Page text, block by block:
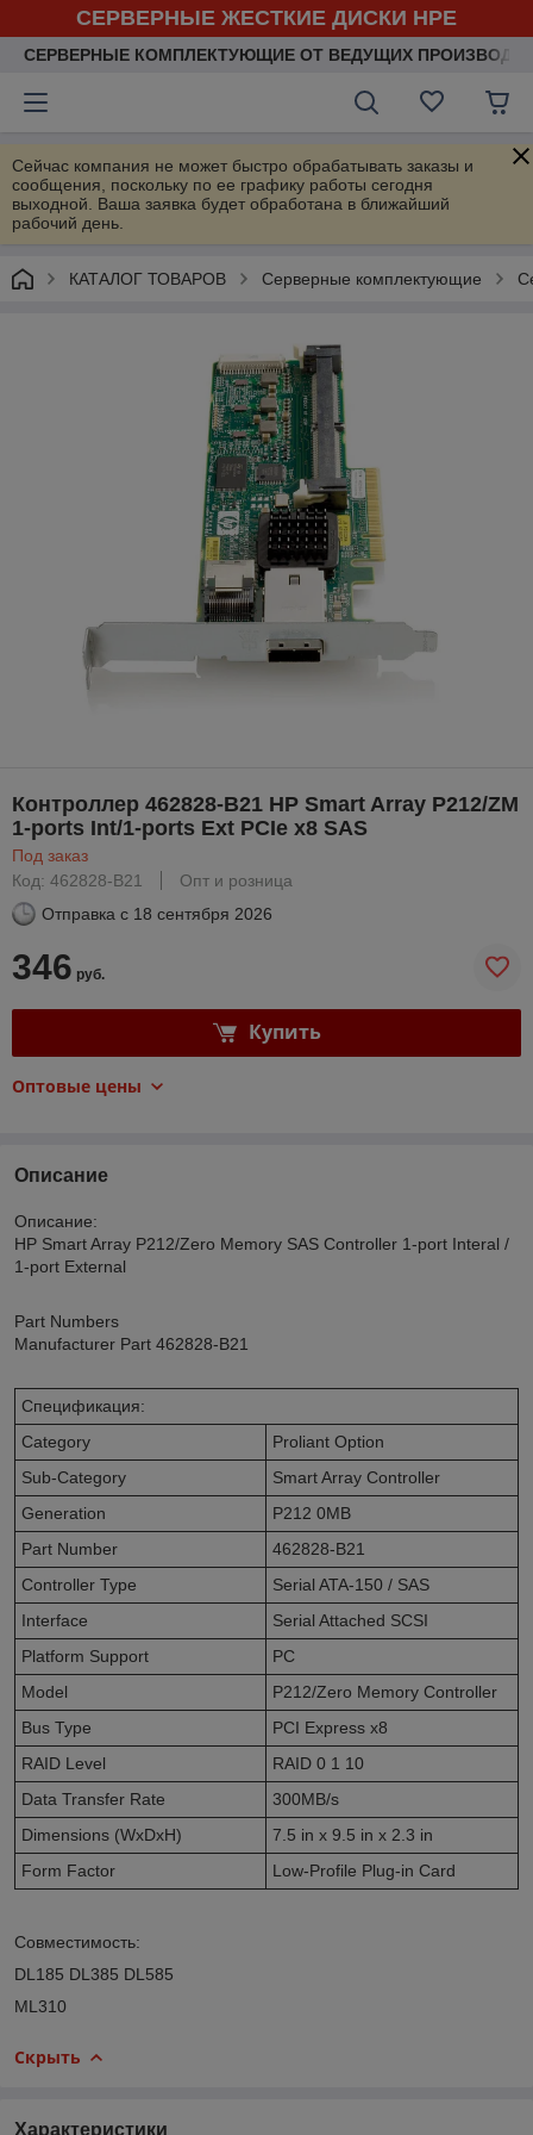
СЕРВЕРНЫЕ ЖЕСТКИЕ ДИСКИ HPE
СЕРВЕРНЫЕ КОМПЛЕКТУЮЩИЕ ОТ ВЕДУЩИХ
Сейчас компания не может быстро обрабатывать заказы и
сообщения, поскольку по ее графику работы сегодня
выходной. Ваша заявка будет обработана в ближайший
рабочий день.
КАТАЛОГ ТОВАРОВ Серверные комплектующие
Контроллер 462828-B21 HP Smart Array P212/ZM
1-ports Int/1-ports Ext PCIe x8 SAS
Под заказ
Код: 462828-B21
Опт и розница
Отправка с 18 сентября 2026
346 руб.
Купить
Оптовые цены
Описание
Описание:
HP Smart Array P212/Zero Memory SAS Controller 1-port Interal /
1-port External
Part Numbers
Manufacturer Part 462828-B21
Спецификация:
Category
Proliant Option
Sub-Category
Smart Array Controller
Generation
P212 0MB
Part Number
462828-B21
Controller Type
Serial ATA-150 / SAS
Interface
Serial Attached SCSI
Platform Support
PC
Model
P212/Zero Memory Controller
Bus Type
PCI Express x8
RAID Level
RAID 0 1 10
Data Transfer Rate
300MB/s
Dimensions (WxDxH)
7.5 in x 9.5 in x 2.3 in
Form Factor
Low-Profile Plug-in Card
Совместимость:
DL185 DL385 DL585
ML310
Скрыть
Характеристики